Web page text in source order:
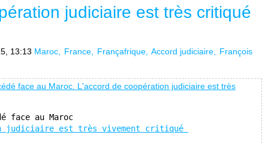
judiciaire est très critiqué
13:13 Maroc France Françafrique Accord judiciaire
François
judiciaire est très vivement critiqué